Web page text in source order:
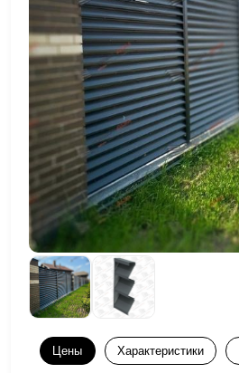
Цены Характеристики